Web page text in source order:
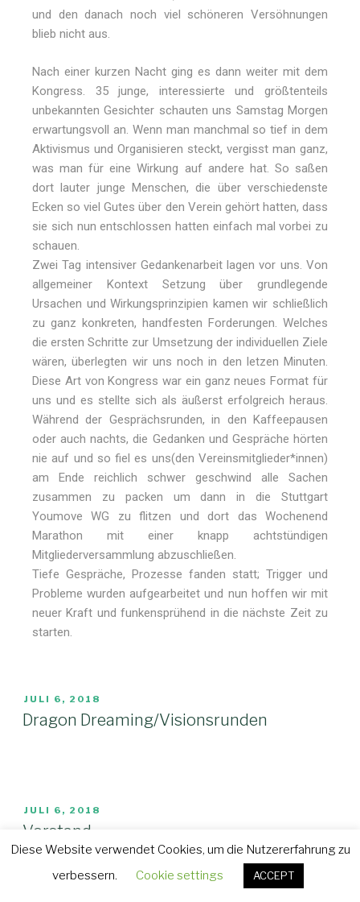
und den danach noch viel schöneren Versöhnungen
blieb nicht aus.
Nach einer kurzen Nacht ging es dann weiter mit dem
Kongress. 35 junge, interessierte und größtenteils
unbekannten Gesichter schauten uns Samstag Morgen
erwartungsvoll an. Wenn man manchmal so tief in dem
Aktivismus und Organisieren steckt, vergisst man ganz,
was man für eine Wirkung auf andere hat. So saßen
dort lauter junge Menschen, die über verschiedenste
Ecken so viel Gutes über den Verein gehört hatten, dass
sie sich nun entschlossen hatten einfach mal vorbei zu
schauen.
Zwei Tag intensiver Gedankenarbeit lagen vor uns. Von
allgemeiner Kontext Setzung über grundlegende
Ursachen und Wirkungsprinzipien kamen wir schließlich
zu ganz konkreten, handfesten Forderungen. Welches
die ersten Schritte zur Umsetzung der individuellen Ziele
wären, überlegten wir uns noch in den letzen Minuten.
Diese Art von Kongress war ein ganz neues Format für
uns und es stellte sich als äußerst erfolgreich heraus.
Während der Gesprächsrunden, in den Kaffeepausen
oder auch nachts, die Gedanken und Gespräche hörten
nie auf und so fiel es uns(den Vereinsmitglieder*innen)
am Ende reichlich schwer geschwind alle Sachen
zusammen zu packen um dann in die Stuttgart
Youmove WG zu flitzen und dort das Wochenend
Marathon mit einer knapp achtstündigen
Mitgliederversammlung abzuschließen.
Tiefe Gespräche, Prozesse fanden statt; Trigger und
Probleme wurden aufgearbeitet und nun hoffen wir mit
neuer Kraft und funkensprühend in die nächste Zeit zu
starten.
JULI 6, 2018
Dragon Dreaming/Visionsrunden
JULI 6, 2018
Vorstand
Diese Website verwendet Cookies, um die Nutzererfahrung zu
verbessern.
Cookie settings ACCEPT